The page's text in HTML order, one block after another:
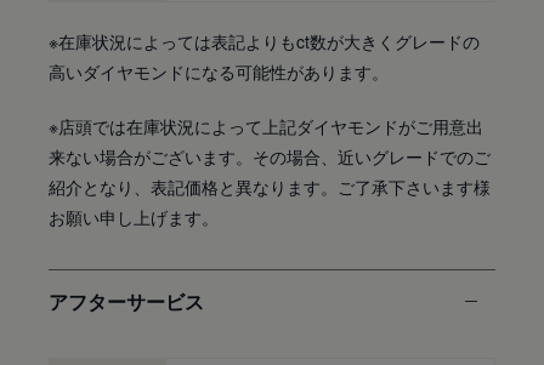
※在庫状況によっては表記よりもct数が大きくグレードの
高いダイヤモンドになる可能性があります。
※店頭では在庫状況によって上記ダイヤモンドがご用意出
来ない場合がございます。その場合、近いグレードでのご
紹介となり、表記価格と異なります。ご了承下さいます様
お願い申し上げます。
アフターサービス